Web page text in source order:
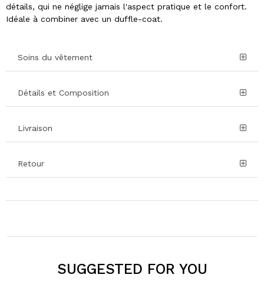
détails, qui ne néglige jamais l'aspect pratique et le confort.
Idéale à combiner avec un duffle-coat.
Soins du vêtement
Détails et Composition
Livraison
Retour
SUGGESTED FOR YOU